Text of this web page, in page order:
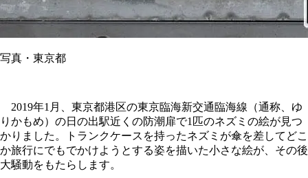
写真・東京都
2019年1月、東京都港区の東京臨海新交通臨海線（通称、ゆ
りかもめ）の日の出駅近くの防潮扉で1匹のネズミの絵が見つ
かりました。トランクケースを持ったネズミが傘を差してどこ
か旅行にでもでかけようとする姿を描いた小さな絵が、その後
大騒動をもたらします。